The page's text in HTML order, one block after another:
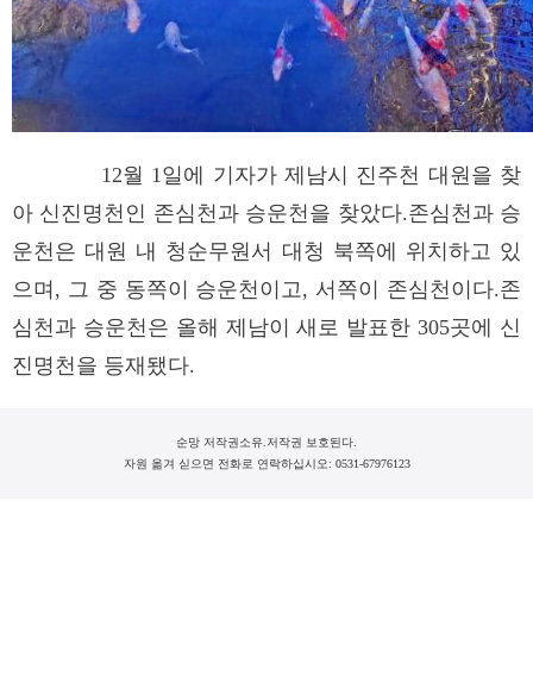
12월 1일에 기자가 제남시 진주천 대원을 찾
아 신진명천인 존심천과 승운천을 찾았다.존심천과 승
운천은 대원 내 청순무원서 대청 북쪽에 위치하고 있
으며, 그 중 동쪽이 승운천이고, 서쪽이 존심천이다.존
심천과 승운천은 올해 제남이 새로 발표한 305곳에 신
진명천을 등재됐다.
순망 저작권소유.저작권 보호된다.
자원 옮겨 싣으면 전화로 연락하십시오: 0531-67976123